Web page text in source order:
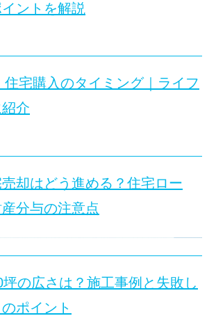
宅を購入する前の注意点や、所沢市・狭山市
立地条件を確認する
の状態を把握する
価書の有無を調べておく
ターサービスの内容を確認する
ントを解説
省エネと再生可能エネルギーを組み合わせて
は？
宅が注目されている背景
の購入時に利用できる補助金制度
住宅購入のタイミング｜ライフ
介
グは、人生設計に直結する大きな決断となり
格の高止まりや住宅ローン金利の上昇など、
却はどう進める？住宅ロー
分与の注意点
の広さは？施工事例と失敗し
ポイント